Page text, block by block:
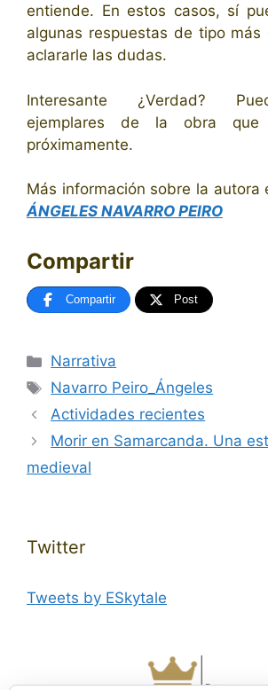
entiende. En estos casos, sí
algunas respuestas de tipo más
aclararle las dudas.
Interesante ¿Verdad?
ejemplares de la obra
próximamente.
Más información sobre la
ÁNGELES NAVARRO PEIRO
Compartir
Compartir Post
Categorías
Narrativa
Etiquetas
Navarro Peiro_Ángeles
Actividades recientes
Morir en Samarcanda. Una
medieval
Twitter
Tweets by ESkytale